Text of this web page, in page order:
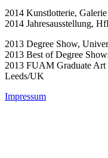
2014 Kunstlotterie,
2014 Jahresausstellung,
2013 Degree Show,
2013 Best of Degree
2013 FUAM Graduate
Leeds/UK
Impressum